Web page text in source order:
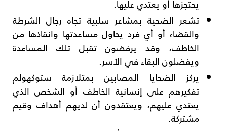
يحتجزها أو يعتدي عليها.
تشعر الضحية بمشاعر سلبية تجاه رجال الشرطة
والقضاء أو أي فرد يحاول مساعدتها وانقاذها من
الخاطف، وقد يرفضون تقبل تلك المساعدة
ويفضلون البقاء في الأسر.
يركز الضحايا المصابين بمتلازمة ستوكهولم
تفكيرهم على إنسانية الخاطف أو الشخص الذي
يعتدي عليهم، ويعتقدون أن لديهم أهداف وقيم
مشتركة.